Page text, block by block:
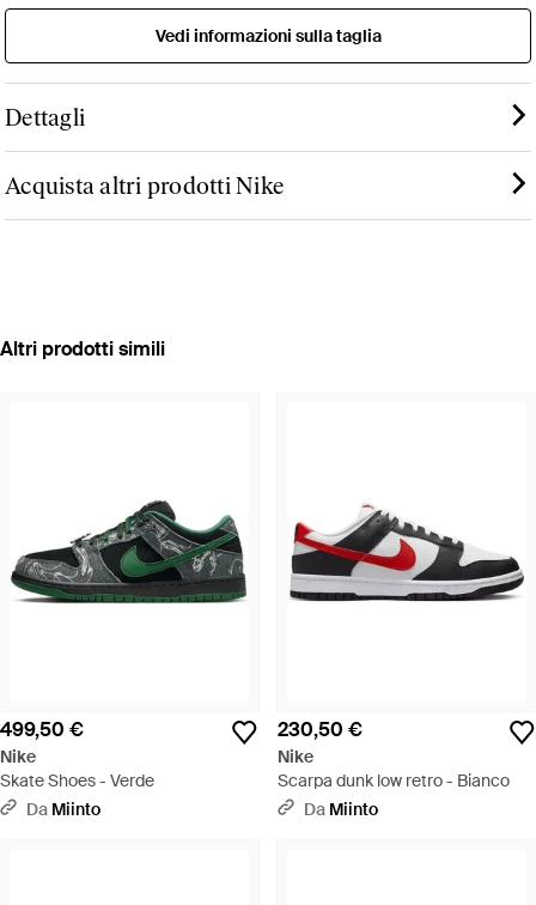
Vedi informazioni sulla taglia
Dettagli
Acquista altri prodotti Nike
Altri prodotti simili
499,50 €
Nike
Skate Shoes - Verde
Da Miinto
230,50 €
Nike
Scarpa dunk low retro - Bianco
Da Miinto